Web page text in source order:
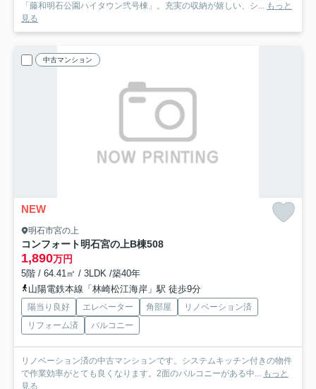
「藤和明石公園ハイタウン弐号棟」。充実の収納が嬉しい、シ... もっと
見る
中古マンション
NEW
明石市宮の上
コンフォート明石宮の上B棟508
1,890万円
5階 / 64.41㎡ / 3LDK /築40年
山陽電鉄本線「林崎松江海岸」駅 徒歩9分
陽当り良好 エレベーター 角部屋
リノベーション済
リフォーム済
バルコニー
リノベーション済の中古マンションです。システムキッチン付きの物件
で作業効率がとても良くなります。2面のバルコニーがある中... もっと
見る